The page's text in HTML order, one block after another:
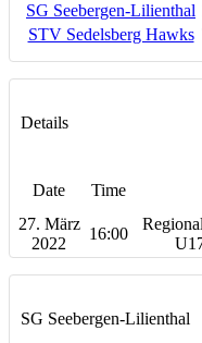
SG Seebergen-Lilienthal
STV Sedelsberg Hawks
Details
Date Time
27. März
2022
16:00
SG Seebergen-Lilienthal